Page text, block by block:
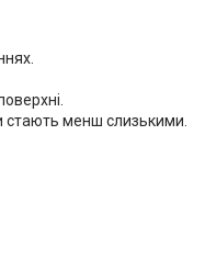
стають менш слизькими.